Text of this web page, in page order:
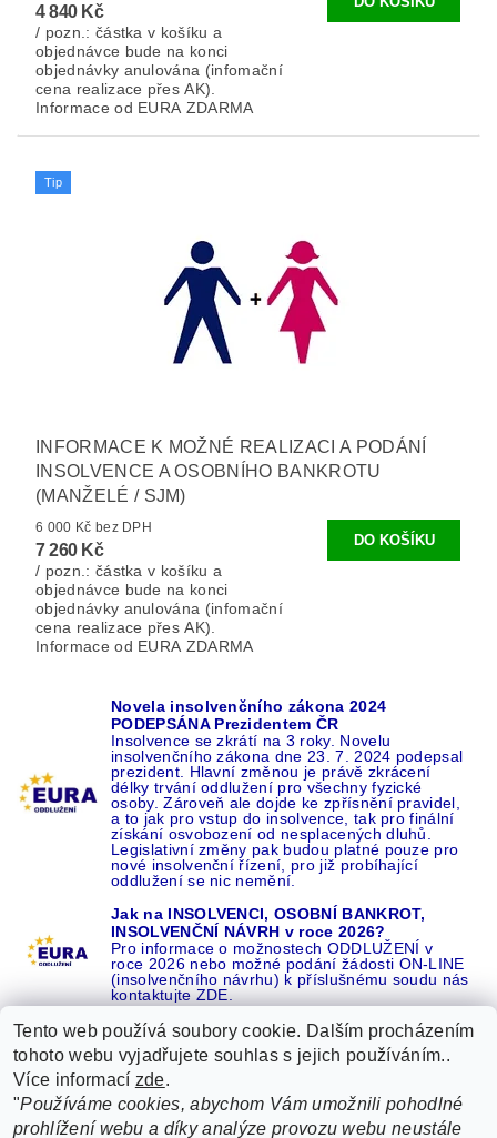
4 840 Kč
/ pozn.: částka v košíku a
objednávce bude na konci
objednávky anulována (infomační
cena realizace přes AK).
Informace od EURA ZDARMA
Tip
INFORMACE K MOŽNÉ REALIZACI A PODÁNÍ
INSOLVENCE A OSOBNÍHO BANKROTU
(MANŽELÉ / SJM)
6 000 Kč bez DPH
7 260 Kč
/ pozn.: částka v košíku a
objednávce bude na konci
objednávky anulována (infomační
cena realizace přes AK).
Informace od EURA ZDARMA
Novela insolvenčního zákona 2024
PODEPSÁNA Prezidentem ČR
Insolvence se zkrátí na 3 roky. Novelu
insolvenčního zákona dne 23. 7. 2024 podepsal
prezident. Hlavní změnou je právě zkrácení
délky trvání oddlužení pro všechny fyzické
osoby. Zároveň ale dojde ke zpřísnění pravidel,
a to jak pro vstup do insolvence, tak pro finální
získání osvobození od nesplacených dluhů.
Legislativní změny pak budou platné pouze pro
nové insolvenční řízení, pro již probíhající
oddlužení se nic nemění.
Jak na INSOLVENCI, OSOBNÍ BANKROT,
INSOLVENČNÍ NÁVRH v roce 2026?
Pro informace o možnostech ODDLUŽENÍ v
roce 2026 nebo možné podání žádosti ON-LINE
(insolvenčního návrhu) k příslušnému soudu nás
kontaktujte ZDE.
Recenze o NÁS na GOOGLE 16 let REFERENCÍ v celé ČR |
Recenze o NÁS na SEZNAMU |
ŽÁDEJTE život BEZ DLUHŮ nebo EXEKUCÍ ZDE
Tento web používá soubory cookie. Dalším procházením
tohoto webu vyjadřujete souhlas s jejich používáním..
Více informací zde.
"Používáme cookies, abychom Vám umožnili pohodlné
prohlížení webu a díky analýze provozu webu neustále